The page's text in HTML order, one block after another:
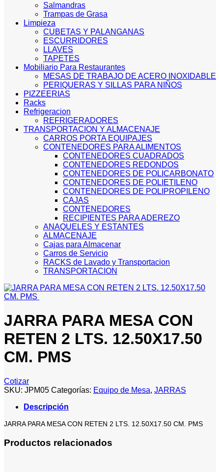
Salmandras
Trampas de Grasa
Limpieza
CUBETAS Y PALANGANAS
ESCURRIDORES
LLAVES
TAPETES
Mobiliario Para Restaurantes
MESAS DE TRABAJO DE ACERO INOXIDABLE
PERIQUERAS Y SILLAS PARA NIÑOS
PIZZEERIAS
Racks
Refrigeracion
REFRIGERADORES
TRANSPORTACION Y ALMACENAJE
CARROS PORTA EQUIPAJES
CONTENEDORES PARA ALIMENTOS
CONTENEDORES CUADRADOS
CONTENEDORES REDONDOS
CONTENEDORES DE POLICARBONATO
CONTENEDORES DE POLIETILENO
CONTENEDORES DE POLIPROPILENO
CAJAS
CONTENEDORES
RECIPIENTES PARA ADEREZO
ANAQUELES Y ESTANTES
ALMACENAJE
Cajas para Almacenar
Carros de Servicio
RACKS de Lavado y Transportacion
TRANSPORTACION
JARRA PARA MESA CON
RETEN 2 LTS. 12.50X17.50
CM. PMS
Cotizar
SKU: JPM05 Categorías: Equipo de Mesa, JARRAS
Descripción
JARRA PARA MESA CON RETEN 2 LTS. 12.50X17.50 CM. PMS
Productos relacionados